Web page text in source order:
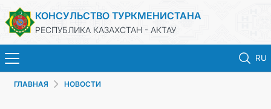
КОНСУЛЬСТВО ТУРКМЕНИСТАНА
РЕСПУБЛИКА КАЗАХСТАН - АКТАУ
RU
ГЛАВНАЯ НОВОСТИ